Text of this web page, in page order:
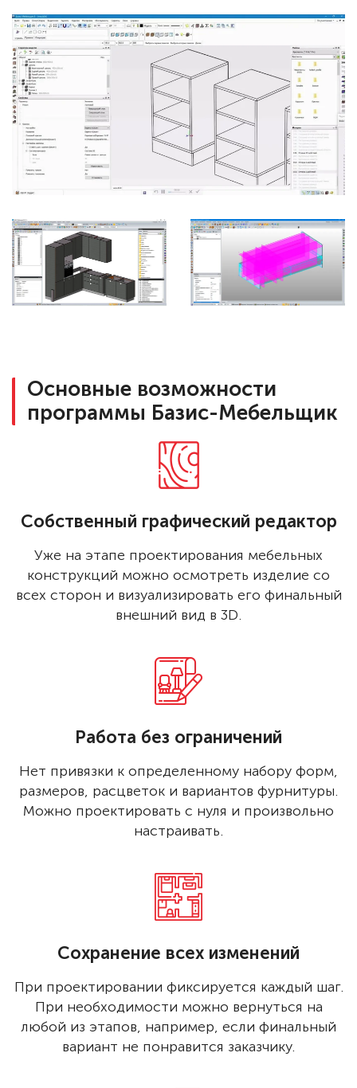
Основные возможности
программы Базис-Мебельщик
Собственный графический редактор
Уже на этапе проектирования мебельных
конструкций можно осмотреть изделие со
всех сторон и визуализировать его финальный
внешний вид в 3D.
Работа без ограничений
Нет привязки к определенному набору форм,
размеров, расцветок и вариантов фурнитуры.
Можно проектировать с нуля и произвольно
настраивать.
Сохранение всех изменений
При проектировании фиксируется каждый шаг.
При необходимости можно вернуться на
любой из этапов, например, если финальный
вариант не понравится заказчику.